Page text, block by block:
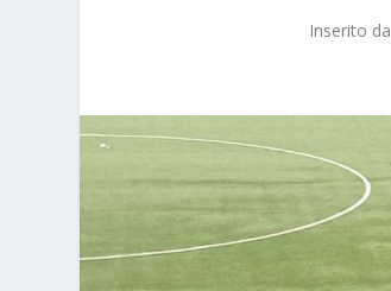
Inserito da